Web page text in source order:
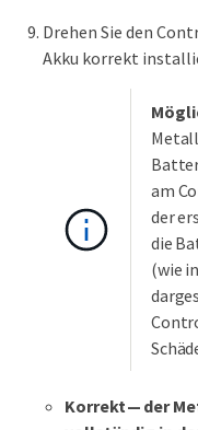
Drehen Sie den
Akku korrekt
am
der
die
(wie
Korrekt — der